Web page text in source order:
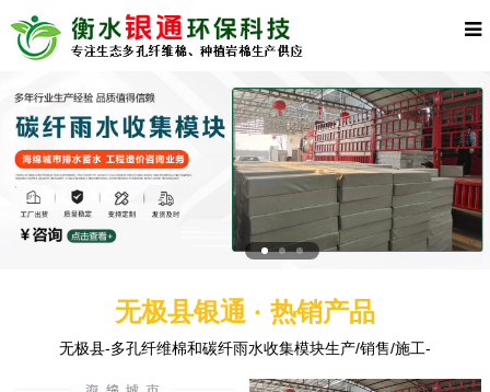
无极县银通 · 热销产品
无极县-多孔纤维棉和碳纤雨水收集模块生产/销售/施工-